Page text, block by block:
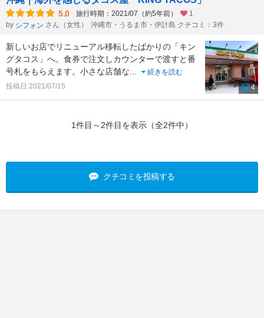
5.0 旅行時期：2021/07（約5年前）
1
by シフォン さん（女性） 沖縄市・うるま市・伊計島 クチコミ：3件
新しいお店でリニューアル移転したばかりの「キン
グタコス」へ。食券で注文しカウンターで渡すと番
号札をもらえます。小さな店舗な...
続きを読む
投稿日:2021/07/15
4
1件目～2件目を表示（全2件中）
クチコミを投稿する